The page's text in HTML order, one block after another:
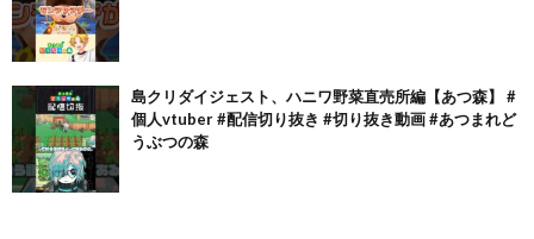
島クリダイジェスト、ハニワ野菜直売所編【あつ森】 #
個人vtuber #配信切り抜き #切り抜き動画 #あつまれど
うぶつの森